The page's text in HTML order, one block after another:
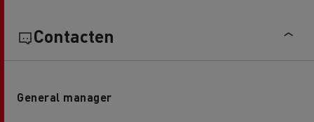
Contacten
General manager